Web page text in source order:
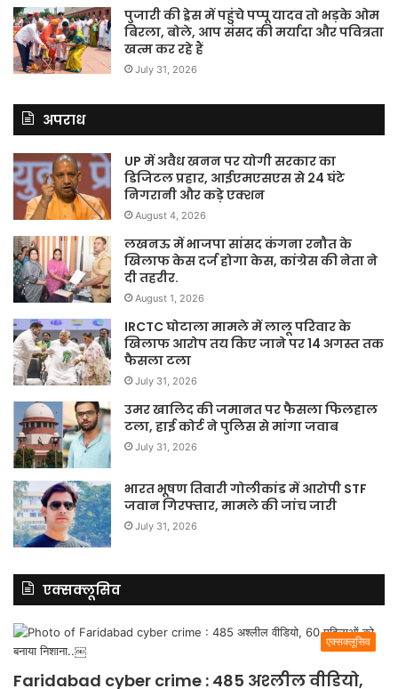
पुजारी की ड्रेस में पहुंचे पप्पू यादव तो भड़के ओम
बिरला, बोले, आप संसद की मर्यादा और पवित्रता
खत्म कर रहे हैं
July 31, 2026
अपराध
UP में अवैध खनन पर योगी सरकार का
डिजिटल प्रहार, आईएमएसएस से 24 घंटे
निगरानी और कड़े एक्शन
August 4, 2026
लखनऊ में भाजपा सांसद कंगना रनौत के
खिलाफ केस दर्ज होगा केस, कांग्रेस की नेता ने
दी तहरीर.
August 1, 2026
IRCTC घोटाला मामले में लालू परिवार के
खिलाफ आरोप तय किए जाने पर 14 अगस्त तक
फैसला टला
July 31, 2026
उमर खालिद की जमानत पर फैसला फिलहाल
टला, हाई कोर्ट ने पुलिस से मांगा जवाब
July 31, 2026
भारत भूषण तिवारी गोलीकांड में आरोपी STF
जवान गिरफ्तार, मामले की जांच जारी
July 31, 2026
एक्सक्लूसिव
एक्सक्लूसिव
Faridabad cyber crime : 485 अश्लील वीडियो,